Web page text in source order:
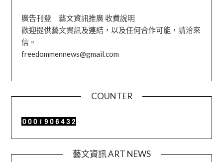
廣告刊登｜藝文資訊推廣 收費說明
歡迎提供藝文資訊及連結，以及任何合作可能，請洽來
信。
freedommennews@gmail.com
COUNTER
藝文資訊 ART NEWS